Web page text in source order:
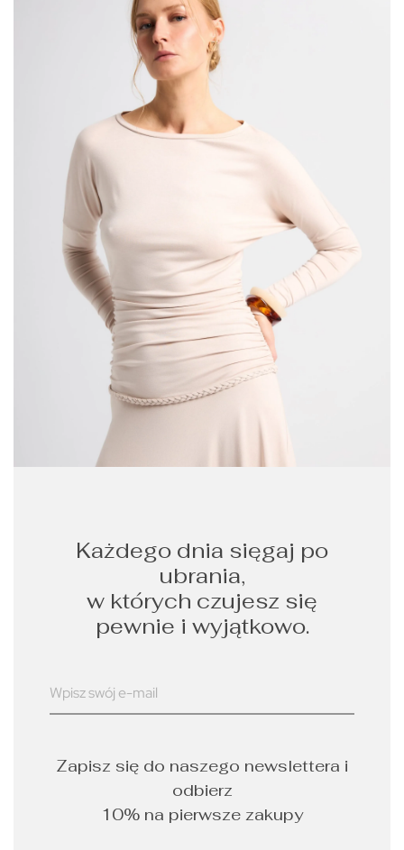
Każdego dnia sięgaj po
ubrania,
w których czujesz się
pewnie i wyjątkowo.
Zapisz się do naszego newslettera i
odbierz
10% na pierwsze zakupy